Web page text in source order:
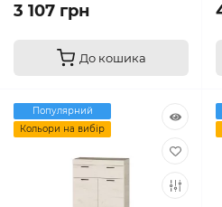
3 107 грн
До кошика
Популярний
Кольори на вибір